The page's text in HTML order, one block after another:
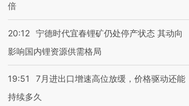
倍
20:12 宁德时代宜春锂矿仍处停产状态 其动向
影响国内锂资源供需格局
19:51
7月进出口增速高位放缓，价格驱动还能
持续多久